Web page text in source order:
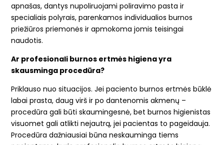
apnašas, dantys nupoliruojami poliravimo pasta ir
specialiais polyrais, parenkamos individualios burnos
priežiūros priemonės ir apmokoma jomis teisingai
naudotis.
Ar profesionali burnos ertmės higiena yra
skausminga procedūra?
Priklauso nuo situacijos. Jei paciento burnos ertmės būklė
labai prasta, daug virš ir po dantenomis akmenų –
procedūra gali būti skaumingesnė, bet burnos higienistas
visuomet gali atlikti nejautrą, jei pacientas to pageidauja.
Procedūra dažniausiai būna neskauminga tiems